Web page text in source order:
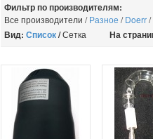
Фильтр по производителям:
Все производители /Разное /Doerr/
Вид: Список/Сетка На